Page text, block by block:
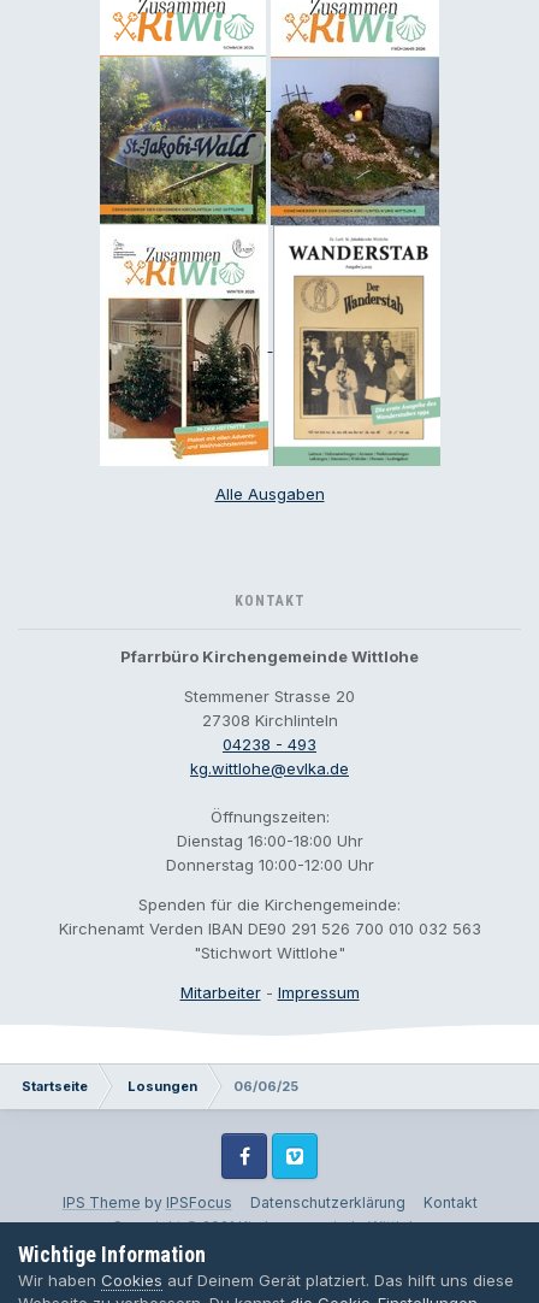
Alle Ausgaben
KONTAKT
Pfarrbüro Kirchengemeinde Wittlohe
Stemmener Strasse 20
27308 Kirchlinteln
04238 - 493
kg.wittlohe@evlka.de
Öffnungszeiten:
Dienstag 16:00-18:00 Uhr
Donnerstag 10:00-12:00 Uhr
Spenden für die Kirchengemeinde:
Kirchenamt Verden IBAN DE90 291 526 700 010 032 563
"Stichwort Wittlohe"
Mitarbeiter- Impressum
Startseite Losungen 06/06/25
IPS Theme by IPSFocus Datenschutzerklärung Kontakt
FacebookVimeo
Copyright © 2021 Kirchengemeinde Wittlohe
Powered by Invision Community
Wichtige Information
Wir haben Cookies auf Deinem Gerät platziert. Das hilft uns diese